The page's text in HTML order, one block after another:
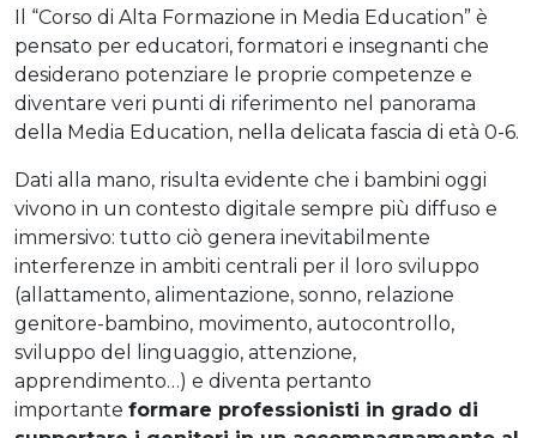
Il “Corso di Alta Formazione in Media Education” è
pensato per educatori, formatori e insegnanti che
desiderano potenziare le proprie competenze e
diventare veri punti di riferimento nel panorama
della Media Education, nella delicata fascia di età 0-6.
Dati alla mano, risulta evidente che i bambini oggi
vivono in un contesto digitale sempre più diffuso e
immersivo: tutto ciò genera inevitabilmente
interferenze in ambiti centrali per il loro sviluppo
(allattamento, alimentazione, sonno, relazione
genitore-bambino, movimento, autocontrollo,
sviluppo del linguaggio, attenzione,
apprendimento…) e diventa pertanto
importante formare professionisti in grado di